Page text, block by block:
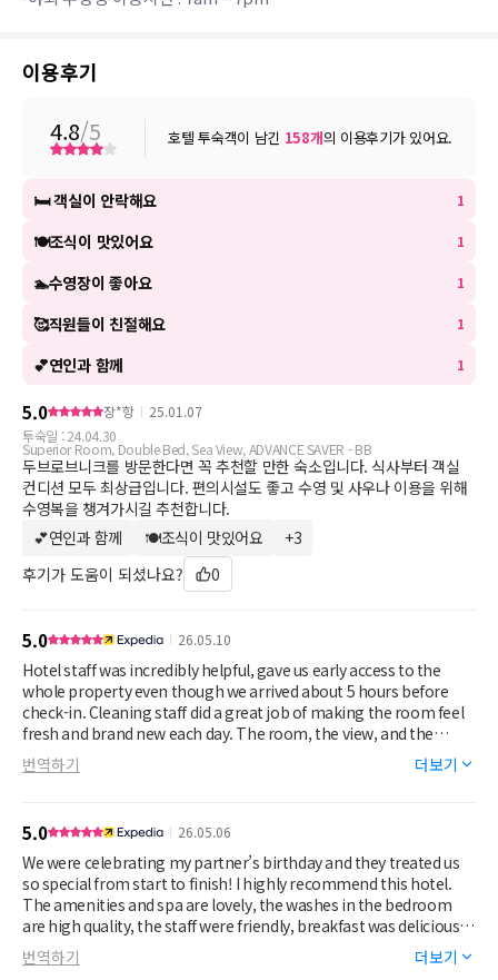
이용후기
4.8/5 호텔 투숙객이 남긴 158개의 이용후기가 있어요.
🛏 객실이 안락해요 1
🍽조식이 맛있어요 1
🏊수영장이 좋아요 1
🥰직원들이 친절해요 1
💕연인과 함께 1
5.0 장*항
25.01.07
투숙일 :24.04.30
Superior Room, Double Bed, Sea View, ADVANCE SAVER - BB
두브로브니크를 방문한다면 꼭 추천할 만한 숙소입니다. 식사부터 객실
컨디션 모두 최상급입니다. 편의시설도 좋고 수영 및 사우나 이용을 위해
수영복을 챙겨가시길 추천합니다.
💕연인과 함께
🍽조식이 맛있어요 키워드 더보기
+3
후기가 도움이 되셨나요?
0
5.0 26.05.10
Hotel staff was incredibly helpful, gave us early access to the
whole property even though we arrived about 5 hours before
check-in. Cleaning staff did a great job of making the room feel
fresh and brand new each day. The room, the view, and the
service were all phenomenal. Loved the breakfast spread but the
coffee service can take a minute if you’re in a rush to get out and
100% recommend this spot if you’re looking to avoid the cruise
boat crowds of the main city. Not a bad walk from here to the old
city or to the Lapad area!
번역하기 더보기
5.0 26.05.06
We were celebrating my partner’s birthday and they treated us
so special from start to finish! I highly recommend this hotel.
The amenities and spa are lovely, the washes in the bedroom
are high quality, the staff were friendly, breakfast was delicious,
and the hotel is a short walk to the old town. Will be coming
back for sure!
번역하기 더보기